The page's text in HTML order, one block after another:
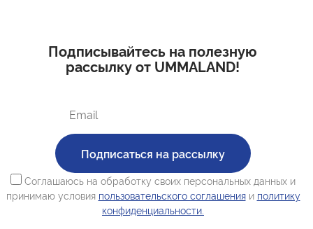
Подписывайтесь на полезную
рассылку от UMMALAND!
Подписаться на рассылку
Соглашаюсь на обработку своих персональных данных и
принимаю условия пользовательского соглашенияи политику
конфиденциальности.